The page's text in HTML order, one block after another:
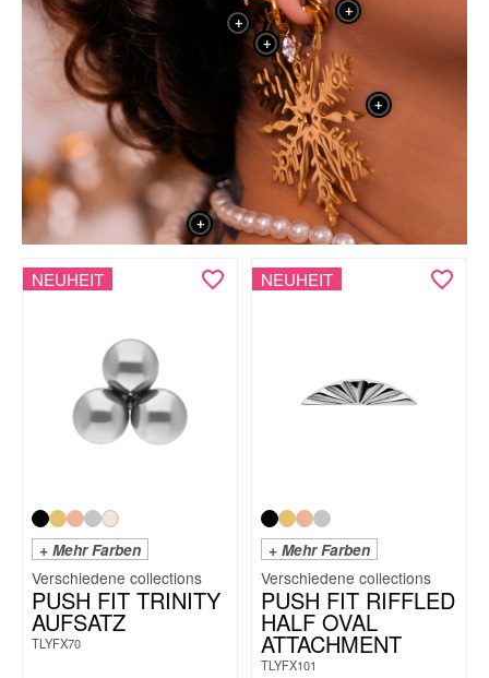
+
+
+
+
+
NEUHEIT
+ Mehr Farben
PUSH FIT TRINITY
AUFSATZ
TLYFX70
NEUHEIT
+ Mehr Farben
PUSH FIT RIFFLED
HALF OVAL
ATTACHMENT
TLYFX101